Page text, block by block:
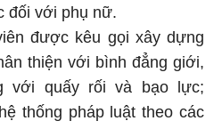
đối với phụ nữ.
được kêu gọi xây dựng
thiện với bình đẳng giới,
với quấy rối và bạo lực;
thống pháp luật theo các